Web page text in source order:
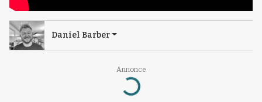
Annonce
Loading...
Daniel Barber